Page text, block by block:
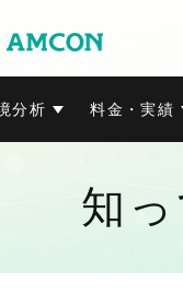
分析 料金・実績
知